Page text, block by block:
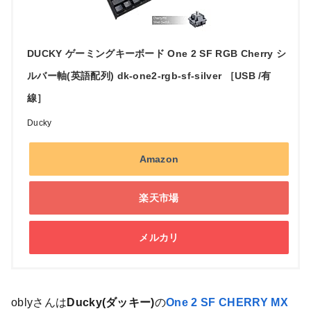
DUCKY ゲーミングキーボード One 2 SF RGB Cherry シ
ルバー軸(英語配列) dk-one2-rgb-sf-silver ［USB /有
線］
Ducky
Amazon
楽天市場
メルカリ
oblyさんは Ducky(ダッキー)のOne 2 SF CHERRY MX